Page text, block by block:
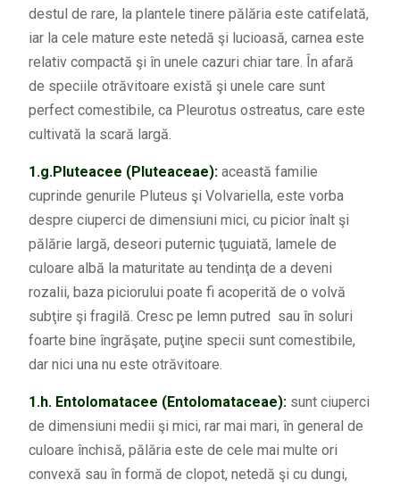
destul de rare, la plantele tinere pălăria este catifelată,
iar la cele mature este netedă şi lucioasă, carnea este
relativ compactă şi în unele cazuri chiar tare. În afară
de speciile otrăvitoare există şi unele care sunt
perfect comestibile, ca Pleurotus ostreatus, care este
cultivată la scară largă.
1.g.Pluteacee (Pluteaceae):această familie
cuprinde genurile Pluteus şi Volvariella, este vorba
despre ciuperci de dimensiuni mici, cu picior înalt şi
pălărie largă, deseori puternic ţuguiată, lamele de
culoare albă la maturitate au tendinţa de a deveni
rozalii, baza piciorului poate fi acoperită de o volvă
subţire şi fragilă. Cresc pe lemn putred sau în soluri
foarte bine îngrăşate, puţine specii sunt comestibile,
dar nici una nu este otrăvitoare.
1.h. Entolomatacee (Entolomataceae): sunt ciuperci
de dimensiuni medii şi mici, rar mai mari, în general de
culoare închisă, pălăria este de cele mai multe ori
convexă sau în formă de clopot, netedă şi cu dungi,